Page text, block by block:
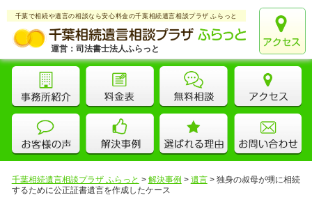
千葉で相続や遺言の相談なら安心料金の千葉相続遺言相談プラザ ふらっと
運営：司法書士法人ふらっと
千葉相続遺言相談プラザ ふらっと > 解決事例 > 遺言> 独身の叔母が甥に相続
するために公正証書遺言を作成したケース